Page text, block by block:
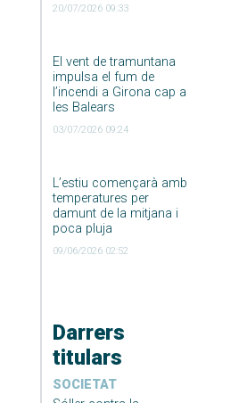
20/07/2026 09:33
El vent de tramuntana
impulsa el fum de
l’incendi a Girona cap a
les Balears
03/07/2026 09:24
L’estiu començarà amb
temperatures per
damunt de la mitjana i
poca pluja
09/06/2026 02:52
Darrers
titulars
SOCIETAT